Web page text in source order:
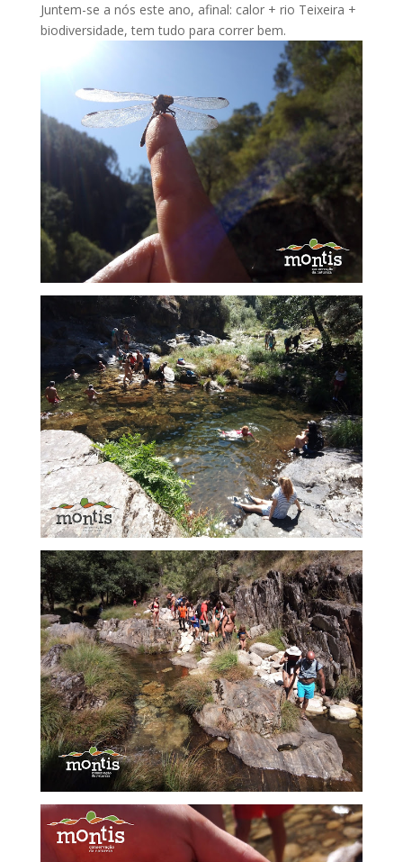
Juntem-se a nós este ano, afinal: calor + rio Teixeira +
biodiversidade, tem tudo para correr bem.